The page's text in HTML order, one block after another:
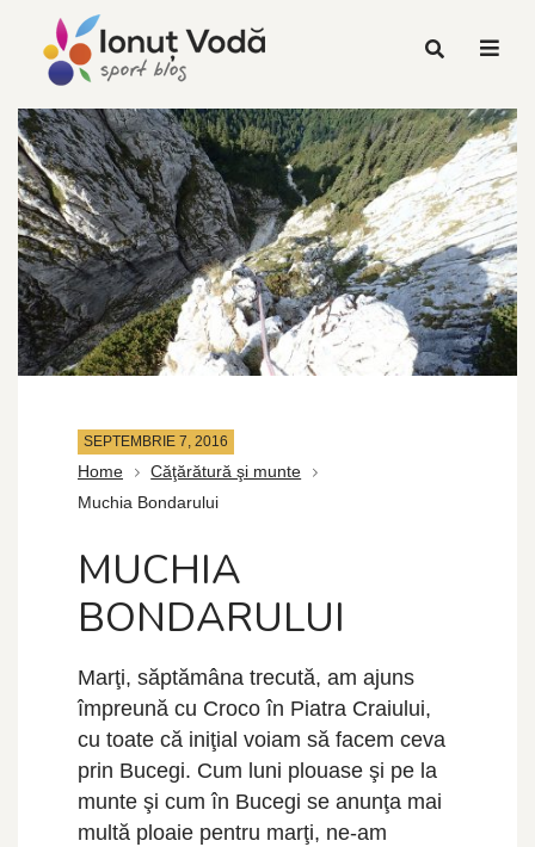
SEPTEMBRIE 7, 2016
Home
Căţărătură şi munte
Muchia Bondarului
MUCHIA
BONDARULUI
Marţi, săptămâna trecută, am ajuns
împreună cu Croco în Piatra Craiului,
cu toate că iniţial voiam să facem ceva
prin Bucegi. Cum luni plouase şi pe la
munte şi cum în Bucegi se anunţa mai
multă ploaie pentru marţi, ne-am